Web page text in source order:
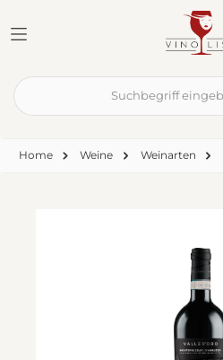
Home Weine Weinarten
Bildergalerie überspringen